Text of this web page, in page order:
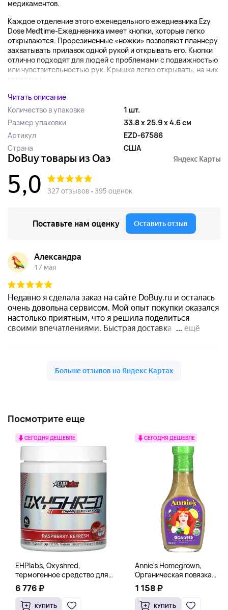
медикаментов.
Каждое отделение этого еженедельного ежедневника Ezy
Dose Medtime-Ежедневника имеет кнопки, которые легко
открываются. Прорезиненные «ножки» позволяют планнеру
захватывать прилавок одной рукой и открывать его. Кнопки
отлично подходят для людей с проблемами с подвижностью
или чувствительностью рук. Крышка легко открывать, на них
нанесены...
Читать описание
Количество в упаковке
1 шт.
Размер упаковки
33.8 x 25.9 x 4.6 см
Артикул
EZD-67586
Страна
США
Посмотрите еще
СЕГОДНЯ ДЕШЕВЛЕ
EHPlabs, Oxyshred,
термогенное средство для
сжигания жира, малиновое
освежение, 318 г (11,2 унции)
6 776 ₽
КУПИТЬ
СЕГОДНЯ ДЕШЕВЛЕ
Annie's Homegrown,
Органическая повязка
«Богиня», 236 мл (8 жидк.
унц.)
1 158 ₽
КУПИТЬ